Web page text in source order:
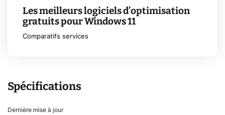
Les meilleurs logiciels d’optimisation
gratuits pour Windows 11
Comparatifs services
Spécifications
Dernière mise à jour